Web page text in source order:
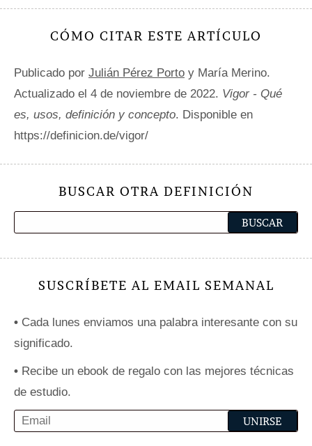
CÓMO CITAR ESTE ARTÍCULO
Publicado por Julián Pérez Porto y María Merino.
Actualizado el 4 de noviembre de 2022. Vigor - Qué
es, usos, definición y concepto. Disponible en
https://definicion.de/vigor/
BUSCAR OTRA DEFINICIÓN
SUSCRÍBETE AL EMAIL SEMANAL
• Cada lunes enviamos una palabra interesante con su
significado.
• Recibe un ebook de regalo con las mejores técnicas
de estudio.